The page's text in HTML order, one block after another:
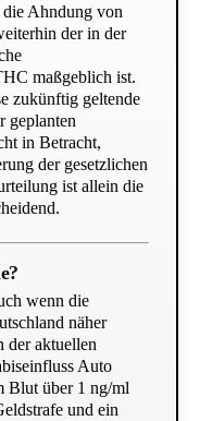
Ahndung von
der in der
maßgeblich ist.
zukünftig geltende
geplanten
in Betracht,
der gesetzlichen
ist allein die
wenn die
näher
der aktuellen
Auto
Blut über 1 ng/ml
und ein